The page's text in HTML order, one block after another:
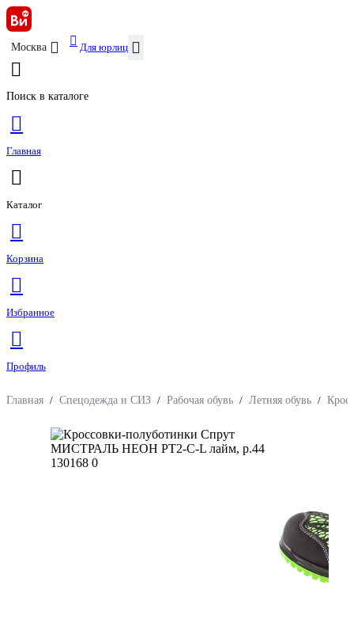
Москва Для юрлиц
Поиск в каталоге
Главная
Каталог
Корзина
Избранное
Профиль
Главная / Спецодежда и СИЗ / Рабочая обувь / Летняя обувь /